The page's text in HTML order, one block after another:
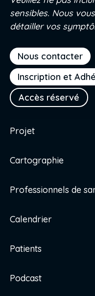
Projet
Cartographie
Professionnels de
Calendrier
Patients
Podcast
Nous contacter
Inscription et
Accès réservé
sensibles. Nous
détailler vos